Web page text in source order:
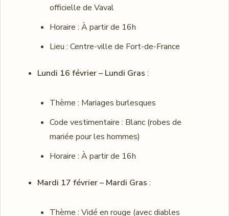
officielle de Vaval
Horaire : À partir de 16h
Lieu : Centre-ville de Fort-de-France
Lundi 16 février – Lundi Gras :
Thème : Mariages burlesques
Code vestimentaire : Blanc (robes de
mariée pour les hommes)
Horaire : À partir de 16h
Mardi 17 février – Mardi Gras :
Thème : Vidé en rouge (avec diables